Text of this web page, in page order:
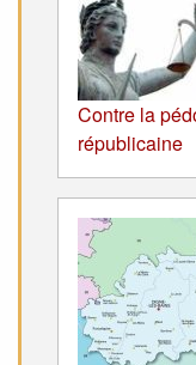
Contre la
républicaine